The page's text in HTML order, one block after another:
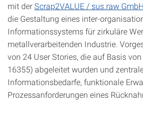
mit derScrap2VALUE / sus.raw GmbH
die Gestaltung eines inter-
Informationssystems für zirkuläre
metallverarbeitenden Industrie.
von 24 User Stories, die auf Basis
16355) abgeleitet wurden und
Informationsbedarfe, funktionale
Prozessanforderungen eines